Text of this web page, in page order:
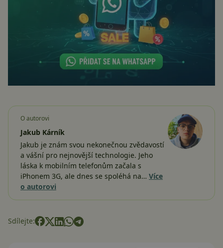
O autorovi
Jakub Kárník
Jakub je znám svou nekonečnou zvědavostí
a vášní pro nejnovější technologie. Jeho
láska k mobilním telefonům začala s
iPhonem 3G, ale dnes se spoléhá na… Více
o autorovi
Sdílejte: